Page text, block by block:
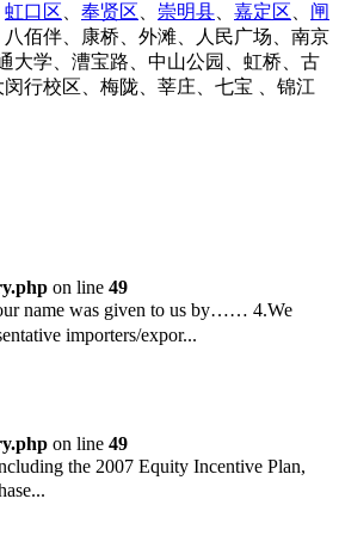
虹口区 奉贤区 崇明县 嘉定区
闸
佰伴、康桥、外滩、人民广场、南京
大学、漕宝路、中山公园、虹桥、古
行校区、梅陇、莘庄、七宝 、锦江
on line 49
name was given to us by…… 4.We
importers/expor...
on line 49
the 2007 Equity Incentive Plan,